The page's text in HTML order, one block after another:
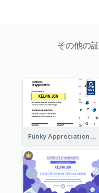
その他の
Funky Appreciation Letter For Fundraising